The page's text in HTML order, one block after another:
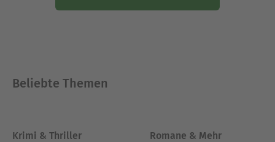
Beliebte Themen
Krimi & Thriller Romane & Mehr